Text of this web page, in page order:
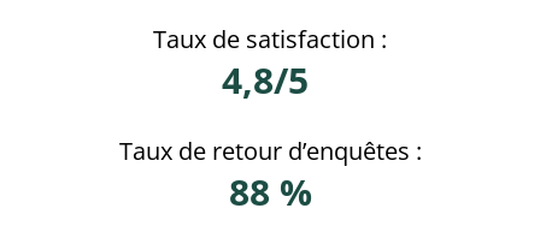
Taux de retour d’enquêtes :
88 %
Taux de satisfaction :
4,8/5